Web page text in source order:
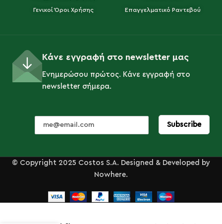
Γενικοί Όροι Χρήσης Επαγγελματικό Ραντεβού
Κάνε εγγραφή στο newsletter μας
Ενημερώσου πρώτος. Κάνε εγγραφή στο
newsletter σήμερα.
© Copyright 2025 Costos S.A. Designed & Developed by
Nowhere.